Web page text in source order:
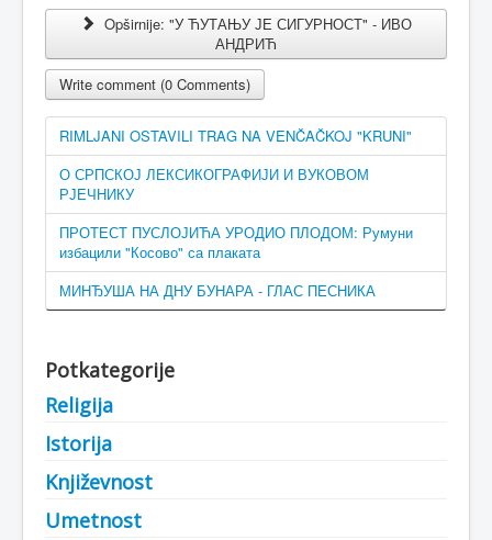
Opširnije: "У ЋУТАЊУ ЈЕ СИГУРНОСТ" - ИВО
АНДРИЋ
Write comment (0 Comments)
RIMLJANI OSTAVILI TRAG NA VENČAČKOJ "KRUNI"
О СРПСКОЈ ЛЕКСИКОГРАФИЈИ И ВУКОВОМ
РЈЕЧНИКУ
ПРОТЕСТ ПУСЛОЈИЋА УРОДИО ПЛОДОМ: Румуни
избацили "Косово" са плаката
МИНЂУША НА ДНУ БУНАРА - ГЛАС ПЕСНИКА
Potkategorije
Religija
Istorija
Književnost
Umetnost